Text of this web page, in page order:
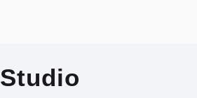
Studio